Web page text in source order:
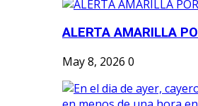
ALERTA AMARILLA
May 8, 2026 0